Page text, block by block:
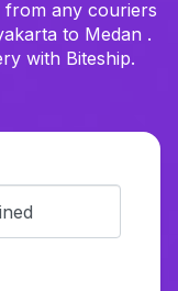
from any couriers
to Medan .
with Biteship.